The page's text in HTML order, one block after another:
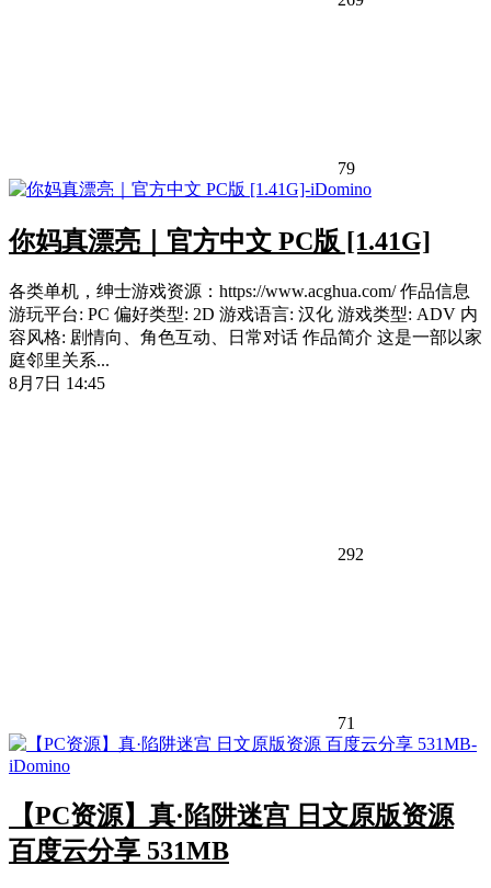
79
你妈真漂亮｜官方中文 PC版 [1.41G]
各类单机，绅士游戏资源：https://www.acghua.com/ 作品信息
游玩平台: PC 偏好类型: 2D 游戏语言: 汉化 游戏类型: ADV 内
容风格: 剧情向、角色互动、日常对话 作品简介 这是一部以家
庭邻里关系...
8月7日 14:45
292
71
【PC资源】真·陷阱迷宫 日文原版资源
百度云分享 531MB